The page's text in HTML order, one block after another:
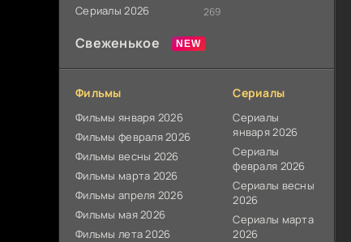
Сериалы 2026 269
Свеженькое
Фильмы
Фильмы января 2026
Фильмы февраля 2026
Фильмы весны 2026
Фильмы марта 2026
Фильмы апреля 2026
Фильмы мая 2026
Фильмы лета 2026
Сериалы
Сериалы
января 2026
Сериалы
февраля 2026
Сериалы весны
2026
Сериалы марта
2026